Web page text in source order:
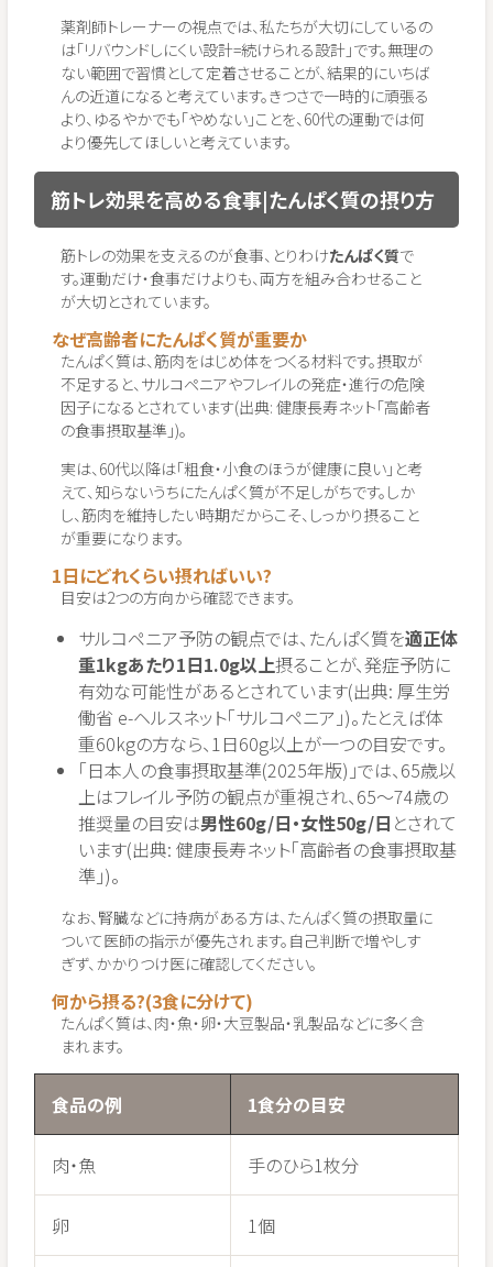
薬剤師トレーナーの視点では、私たちが大切にしているの
は「リバウンドしにくい設計=続けられる設計」です。無理の
ない範囲で習慣として定着させることが、結果的にいちば
んの近道になると考えています。きつさで一時的に頑張る
より、ゆるやかでも「やめない」ことを、60代の運動では何
より優先してほしいと考えています。
筋トレ効果を高める食事|たんぱく質の摂り方
筋トレの効果を支えるのが食事、とりわけたんぱく質で
す。運動だけ・食事だけよりも、両方を組み合わせること
が大切とされています。
なぜ高齢者にたんぱく質が重要か
たんぱく質は、筋肉をはじめ体をつくる材料です。摂取が
不足すると、サルコペニアやフレイルの発症・進行の危険
因子になるとされています(出典: 健康長寿ネット「高齢者
の食事摂取基準」)。
実は、60代以降は「粗食・小食のほうが健康に良い」と考
えて、知らないうちにたんぱく質が不足しがちです。しか
し、筋肉を維持したい時期だからこそ、しっかり摂ること
が重要になります。
1日にどれくらい摂ればいい?
目安は2つの方向から確認できます。
サルコペニア予防の観点では、たんぱく質を適正体
重1kgあたり1日1.0g以上摂ることが、発症予防に
有効な可能性があるとされています(出典: 厚生労
働省 e-ヘルスネット「サルコペニア」)。たとえば体
重60kgの方なら、1日60g以上が一つの目安です。
「日本人の食事摂取基準(2025年版)」では、65歳以
上はフレイル予防の観点が重視され、65〜74歳の
推奨量の目安は男性60g/日・女性50g/日 とされて
います(出典: 健康長寿ネット「高齢者の食事摂取基
準」)。
なお、腎臓などに持病がある方は、たんぱく質の摂取量に
ついて医師の指示が優先されます。自己判断で増やしす
ぎず、かかりつけ医に確認してください。
何から摂る?(3食に分けて)
たんぱく質は、肉・魚・卵・大豆製品・乳製品などに多く含
まれます。
食品の例 1食分の目安
肉・魚 手のひら1枚分
卵 1個